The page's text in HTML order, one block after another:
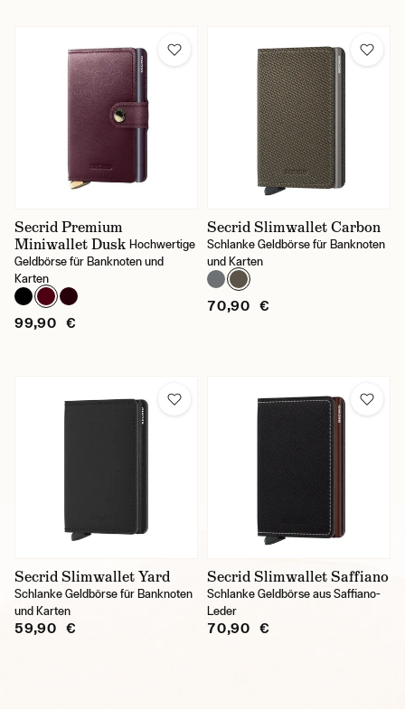
Secrid Premium
Miniwallet Dusk Hochwertige
Geldbörse für Banknoten und
Karten
99,90 €
Secrid Slimwallet Carbon
Schlanke Geldbörse für Banknoten
und Karten
70,90 €
Secrid Slimwallet Yard
Schlanke Geldbörse für Banknoten
und Karten
59,90 €
Secrid Slimwallet Saffiano
Schlanke Geldbörse aus Saffiano-
Leder
70,90 €